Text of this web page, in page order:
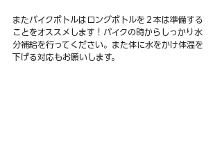
またバイクボトルはロングボトルを２本は準備する
ことをオススメします！バイクの時からしっかり水
分補給を行ってください。また体に水をかけ体温を
下げる対応もお願いします。